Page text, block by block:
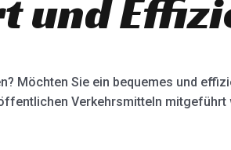
und
Möchten Sie ein bequemes und
Verkehrsmitteln mitgeführt